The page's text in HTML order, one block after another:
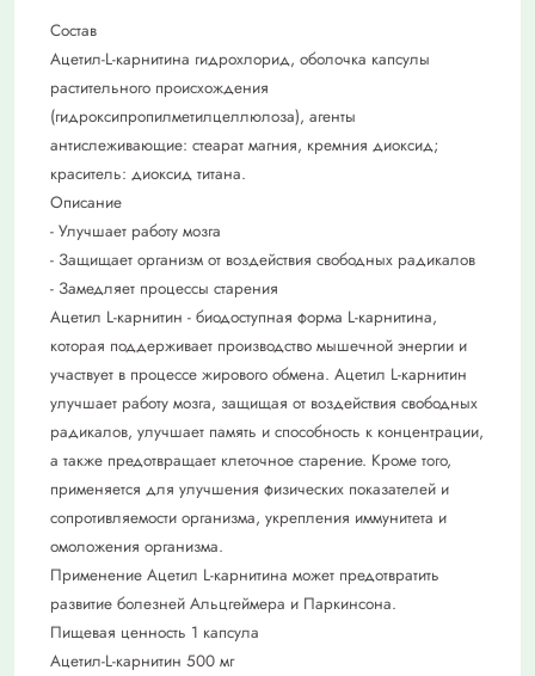
Состав
Ацетил-L-карнитина гидрохлорид, оболочка капсулы
растительного происхождения
(гидроксипропилметилцеллюлоза), агенты
антислеживающие: стеарат магния, кремния диоксид;
краситель: диоксид титана.
Описание
- Улучшает работу мозга
- Защищает организм от воздействия свободных радикалов
- Замедляет процессы старения
Ацетил L-карнитин - биодоступная форма L-карнитина,
которая поддерживает производство мышечной энергии и
участвует в процессе жирового обмена. Ацетил L-карнитин
улучшает работу мозга, защищая от воздействия свободных
радикалов, улучшает память и способность к концентрации,
а также предотвращает клеточное старение. Кроме того,
применяется для улучшения физических показателей и
сопротивляемости организма, укрепления иммунитета и
омоложения организма.
Применение Ацетил L-карнитина может предотвратить
развитие болезней Альцгеймера и Паркинсона.
Пищевая ценность 1 капсула
Ацетил-L-карнитин 500 мг